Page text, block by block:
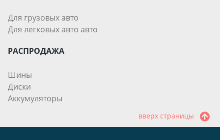
Для грузовых авто
Для легковых авто авто
РАСПРОДАЖА
Шины
Диски
Аккумуляторы
вверх страницы